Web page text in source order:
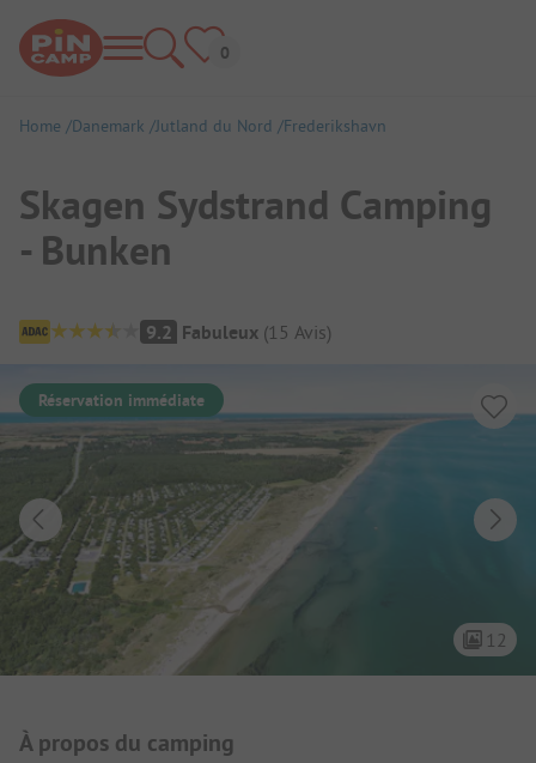
Home Danemark Jutland du Nord Frederikshavn
Skagen Sydstrand Camping
- Bunken
Aperçu du camping
9.2 Fabuleux (15 Avis)
Réservation immédiate
12
Présentation du camping
À propos du camping